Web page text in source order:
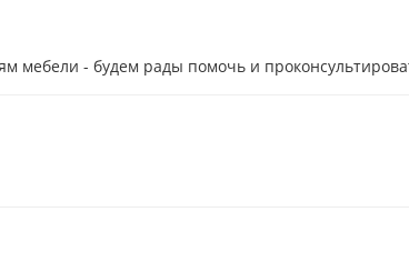
мебели - будем рады помочь и